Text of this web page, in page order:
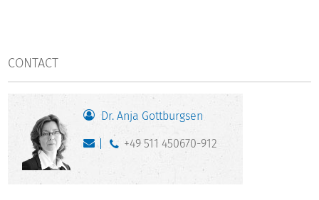
CONTACT
Dr. Anja Gottburgsen
+49 511 450670-912